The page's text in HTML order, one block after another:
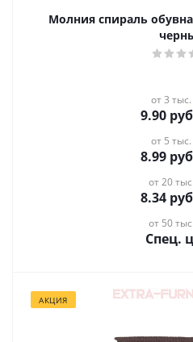
Молния спираль
от 3 тыс.
9.90
от 5 тыс.
8.99
от 20
8.34
от 50
Спец.
АКЦИЯ